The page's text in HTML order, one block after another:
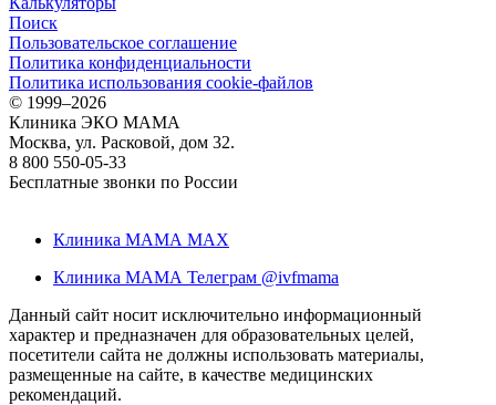
Поиск
Пользовательское соглашение
Политика конфиденциальности
Политика использования cookie-файлов
© 1999–2026
Клиника ЭКО МАМА
Москва, ул. Расковой, дом 32.
8 800 550-05-33
Бесплатные звонки по России
Клиника МАМА MAX
Клиника МАМА Телеграм @ivfmama
Данный сайт носит исключительно информационный
характер и предназначен для образовательных целей,
посетители сайта не должны использовать материалы,
размещенные на сайте, в качестве медицинских
рекомендаций.